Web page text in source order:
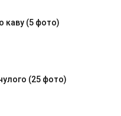
каву (5 фото)
(25 фото)